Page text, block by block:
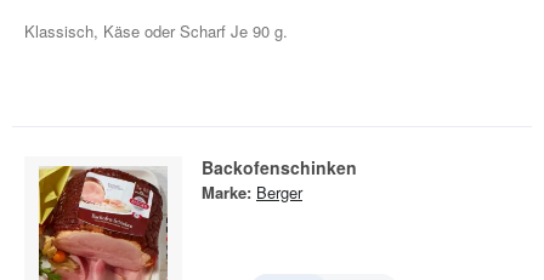
Klassisch, Käse oder Scharf Je 90 g.
Backofenschinken
Marke: Berger